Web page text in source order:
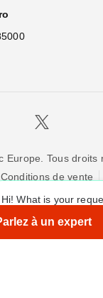
Hi! What is your
Europe. Tous droits
Conditions de vente
Politique pour
à un expert